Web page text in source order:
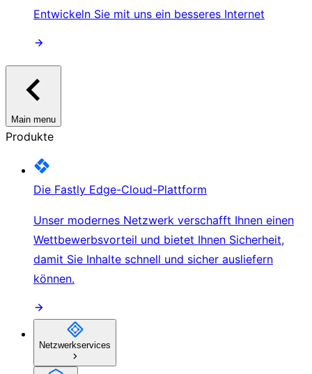
Entwickeln Sie mit uns ein besseres Internet
Main menu
Produkte
Die Fastly Edge-Cloud-Plattform
Unser modernes Netzwerk verschafft Ihnen einen
Wettbewerbsvorteil und bietet Ihnen Sicherheit,
damit Sie Inhalte schnell und sicher ausliefern
können.
Netzwerkservices